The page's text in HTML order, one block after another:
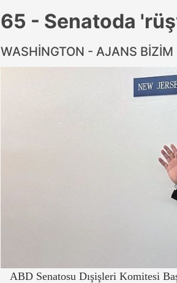
65 - Senatoda
WASHİNGTON - AJANS BİZİM
ABD Senatosu Dışişleri Komitesi